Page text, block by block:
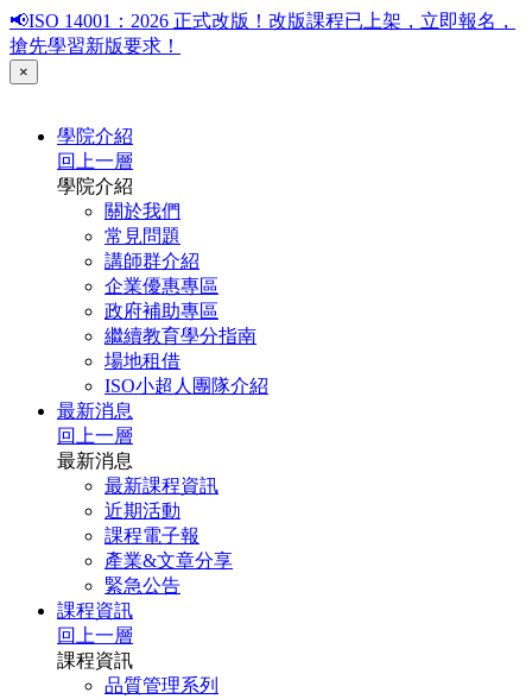
📢ISO 14001：2026 正式改版！改版課程已上架，立即報名，
搶先學習新版要求！
×
學院介紹
回上一層
學院介紹
關於我們
常見問題
講師群介紹
企業優惠專區
政府補助專區
繼續教育學分指南
場地租借
ISO小超人團隊介紹
最新消息
回上一層
最新消息
最新課程資訊
近期活動
課程電子報
產業&文章分享
緊急公告
課程資訊
回上一層
課程資訊
品質管理系列